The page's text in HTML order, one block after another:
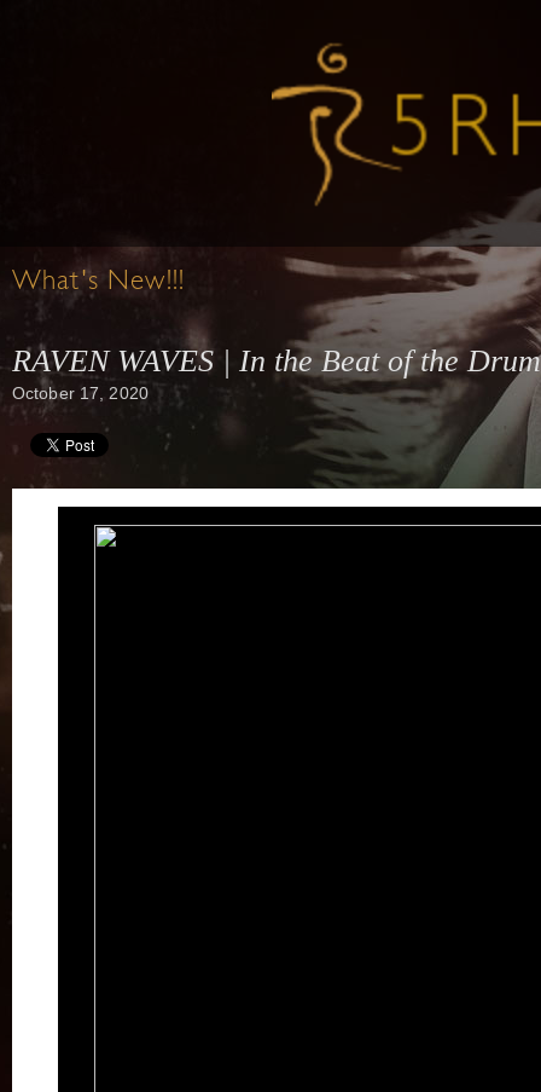
What's New!!!
RAVEN WAVES | In the Beat of the
October 17, 2020